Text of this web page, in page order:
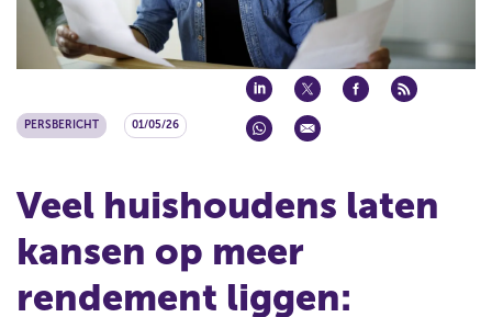
PERSBERICHT 01/05/26
Veel huishoudens laten
kansen op meer
rendement liggen: